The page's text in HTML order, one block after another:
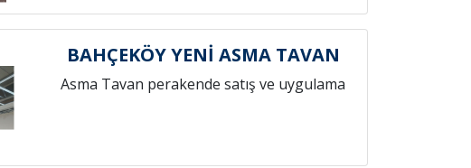
BAHÇEKÖY YENİ ASMA TAVAN
Asma Tavan perakende satış ve uygulama